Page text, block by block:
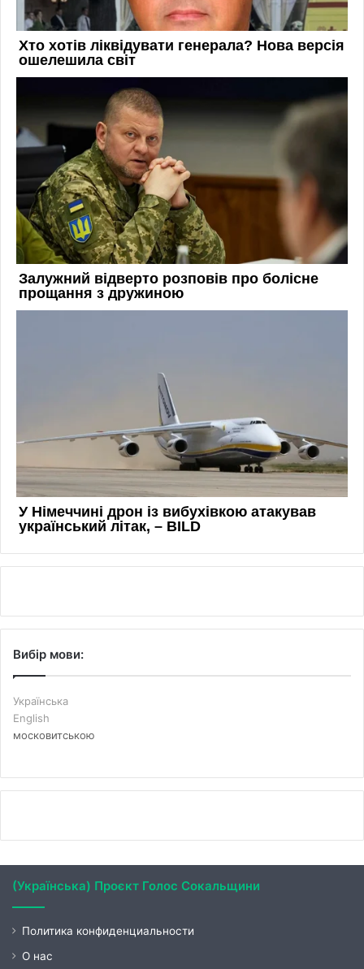
Вибір мови:
Українська
English
московитською
(Українська) Проєкт Голос Сокальщини
Политика конфиденциальности
О нас